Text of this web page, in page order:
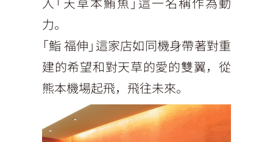
力。
「鮨 福伸」這家店如同機身帶著對重
建的希望和對天草的愛的雙翼，從
熊本機場起飛，飛往未來。